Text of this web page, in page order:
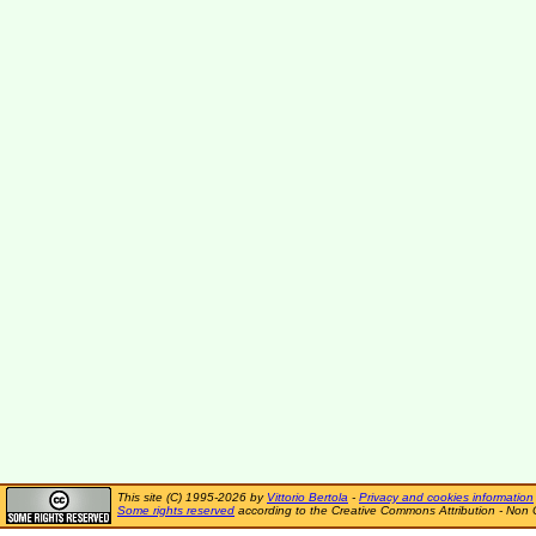
This site (C) 1995-2026 by Vittorio Bertola - Privacy and cookies information
Some rights reserved according to the Creative Commons Attribution - Non